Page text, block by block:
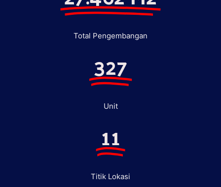
Total Pengembangan
327
Unit
11
Titik Lokasi